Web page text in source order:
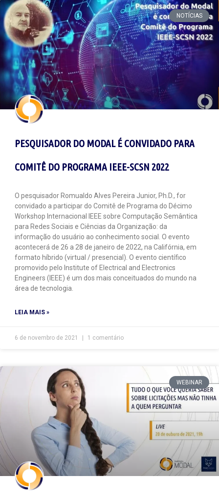
NOTÍCIAS
PESQUISADOR DO MODAL É CONVIDADO PARA
COMITÊ DO PROGRAMA IEEE-SCSN 2022
O pesquisador Romualdo Alves Pereira Junior, Ph.D., for
convidado a participar do Comitê de Programa do Décimo
Workshop Internacional IEEE sobre Computação Semântica
para Redes Sociais e Ciências da Organização: da
informação do usuário ao conhecimento social. O evento
acontecerá de 26 a 28 de janeiro de 2022, na Califórnia, em
formato híbrido (virtual / presencial). O evento científico
promovido pelo Institute of Electrical and Electronics
Engineers (IEEE) é um dos mais conceituados do mundo na
área de tecnologia.
LEIA MAIS »
6 de novembro de 2021 1 comentário
WEBINAR